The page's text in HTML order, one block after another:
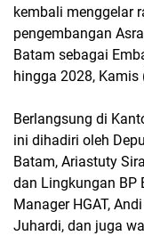
kembali menggelar
pengembangan
Batam sebagai
hingga 2028,
Berlangsung di
ini dihadiri oleh
Batam, Ariastuty
dan Lingkungan BP
Manager HGAT,
Juhardi, dan juga